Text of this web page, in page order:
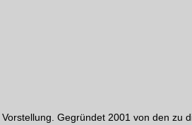
Gegründet 2001 von den zu